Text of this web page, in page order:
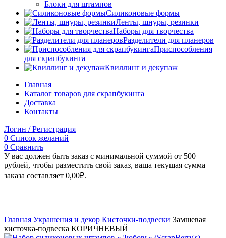
Блоки для штампов
Силиконовые формы
Ленты, шнуры, резинки
Наборы для творчества
Разделители для планеров
Приспособления
для скрапбукинга
Квиллинг и декупаж
Главная
Каталог товаров для скрапбукинга
Доставка
Контакты
Логин / Регистрация
0 Список желаний
0 Сравнить
У вас должен быть заказ с минимальной суммой от 500
рублей, чтобы разместить свой заказ, ваша текущая сумма
заказа составляет 0,00₽.
Главная Украшения и декор Кисточки-подвески Замшевая
кисточка-подвеска КОРИЧНЕВЫЙ